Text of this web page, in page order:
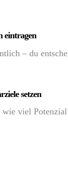
eintragen
– du
setzen
wie viel